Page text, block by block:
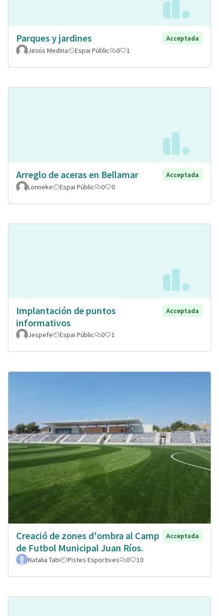
Parques y jardines
Acceptada
Jesús Medina
Espai Públic 0 1
Arreglo de aceras en Bellamar
Acceptada
Lonneke
Espai Públic 0 0
Implantación de puntos
informativos
Acceptada
Jespefe Espai Públic 0 1
Creació de zones d'ombra al Camp
de Futbol Municipal Juan Ríos.
Acceptada
Natalia Tabi Pistes Esportives 0 10